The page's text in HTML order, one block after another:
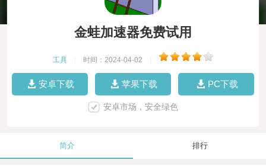
金蛙加速器免费试用
工具 时间：2024-04-02
安卓下载 苹果下载 PC下载
安卓市场，安全绿色
简介 排行